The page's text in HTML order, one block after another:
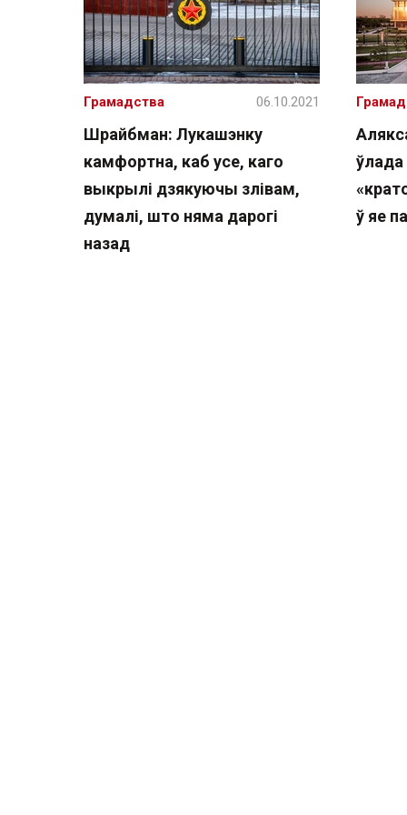
Шрайбман: Лукашэнку
камфортна, каб усе, каго
выкрылі дзякуючы злівам,
думалі, што няма дарогі
назад
Грамадства 06.10.2021
ўлада
ў яе